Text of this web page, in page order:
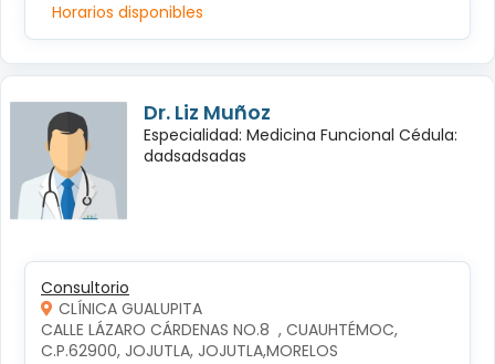
Horarios disponibles
Dr. Liz Muñoz
Especialidad: Medicina Funcional Cédula:
dadsadsadas
Consultorio
CLÍNICA GUALUPITA
CALLE LÁZARO CÁRDENAS NO.8  , CUAUHTÉMOC,
C.P.62900, JOJUTLA, JOJUTLA,MORELOS